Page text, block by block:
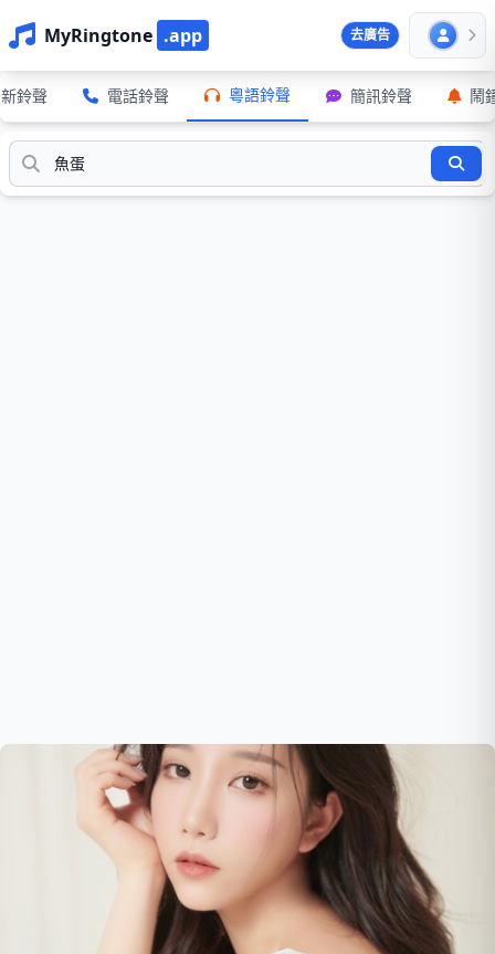
MyRingtone .app 去廣告
鈴聲 電話鈴聲 粵語鈴聲 簡訊鈴聲 鬧